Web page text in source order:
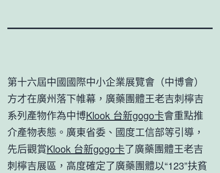
第十六屆中國國際中小企業展覽會（中博會）
方才在廣州落下帷幕，廣藥團體王老吉刺檸吉
系列產物作為中博Klook 台新gogo卡會重點推
介產物表態。廣東省委、國度工信部等引導，
先后觀賞Klook 台新gogo卡了廣藥團體王老吉
刺檸吉展區，高度確定了廣藥團體以“123”扶貧